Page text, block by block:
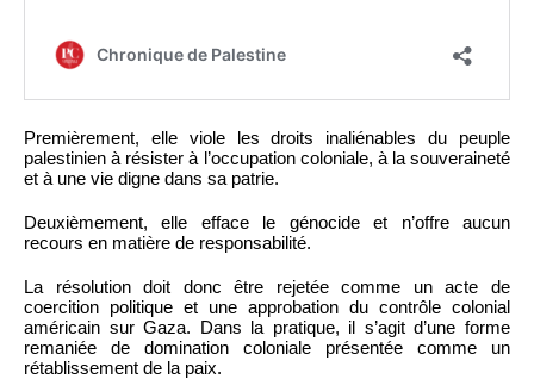
Premièrement, elle viole les droits inaliénables du peuple
palestinien à résister à l’occupation coloniale, à la souveraineté
et à une vie digne dans sa patrie.
Deuxièmement, elle efface le génocide et n’offre aucun
recours en matière de responsabilité.
La résolution doit donc être rejetée comme un acte de
coercition politique et une approbation du contrôle colonial
américain sur Gaza. Dans la pratique, il s’agit d’une forme
remaniée de domination coloniale présentée comme un
rétablissement de la paix.